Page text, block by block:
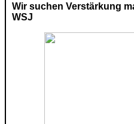
Wir suchen Verstärkung
WSJ